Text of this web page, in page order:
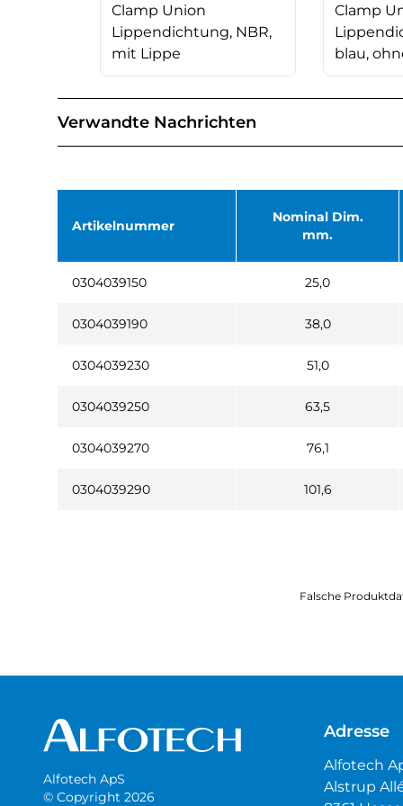
Clamp Union
Lippendichtung, NBR,
mit Lippe
Clamp
blau,
Verwandte Nachrichten
Artikelnummer
Nominal Dim.
mm.
0304039150 25,0
0304039190 38,0
0304039230 51,0
0304039250 63,5
0304039270 76,1
0304039290 101,6
Falsche
Alfotech ApS
© Copyright 2026
Adresse
Alfotech
Alstrup